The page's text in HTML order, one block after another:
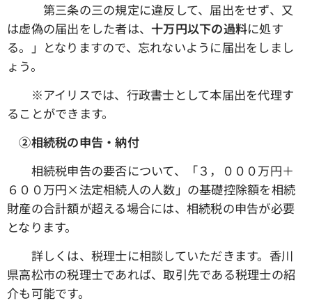
第三条の三の規定に違反して、届出をせず、又
は虚偽の届出をした者は、十万円以下の過料に処す
る。」となりますので、忘れないように届出をしまし
ょう。
※アイリスでは、行政書士として本届出を代理す
ることができます。
➁相続税の申告・納付
相続税申告の要否について、「３，０００万円＋
６００万円×法定相続人の人数」の基礎控除額を相続
財産の合計額が超える場合には、相続税の申告が必要
となります。
詳しくは、税理士に相談していただきます。香川
県高松市の税理士であれば、取引先である税理士の紹
介も可能です。